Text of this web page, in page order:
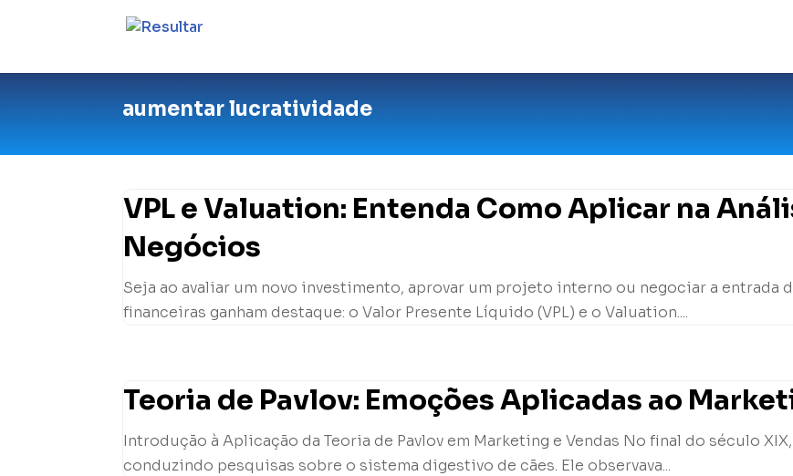
aumentar lucratividade
VPL e Valuation: Entenda Como Aplicar na
Negócios
Seja ao avaliar um novo investimento, aprovar um projeto interno ou negociar a entrada
financeiras ganham destaque: o Valor Presente Líquido (VPL) e o Valuation....
Teoria de Pavlov: Emoções Aplicadas ao
Introdução à Aplicação da Teoria de Pavlov em Marketing e Vendas No final do século
conduzindo pesquisas sobre o sistema digestivo de cães. Ele observava...